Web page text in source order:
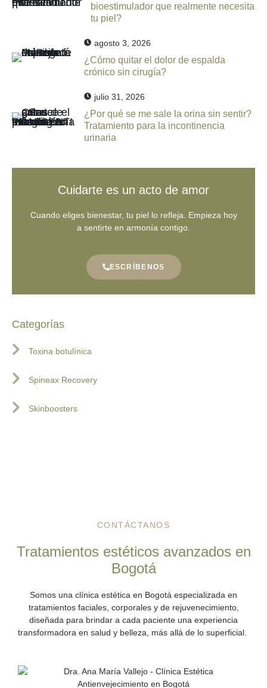
bioestimulador que realmente necesita
tu piel?
agosto 3, 2026
¿Cómo quitar el dolor de espalda
crónico sin cirugía?
julio 31, 2026
¿Por qué se me sale la orina sin sentir?
Tratamiento para la incontinencia
urinaria
Cuidarte es un acto de amor
Cuando eliges bienestar, tu piel lo refleja. Empieza hoy
a sentirte en armonía contigo.
ESCRÍBENOS
Categorías
Toxina botulínica
Spineax Recovery
Skinboosters
CONTÁCTANOS
Tratamientos estéticos avanzados en
Bogotá
Somos una clínica estética en Bogotá especializada en
tratamientos faciales, corporales y de rejuvenecimiento,
diseñada para brindar a cada paciente una experiencia
transformadora en salud y belleza, más allá de lo superficial.